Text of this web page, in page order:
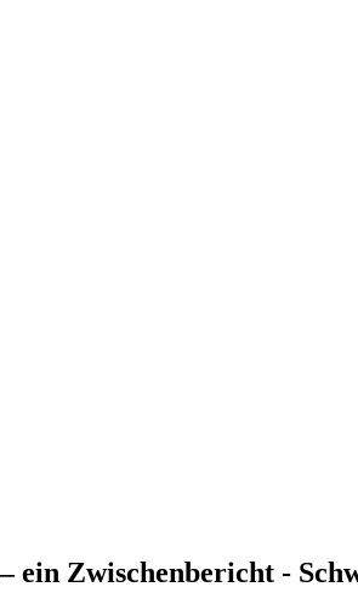
ein Zwischenbericht -